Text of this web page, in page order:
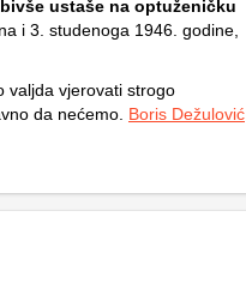
ustaše na optuženičku
i 3. studenoga 1946. godine,
valjda vjerovati strogo
da nećemo. Boris Dežulović